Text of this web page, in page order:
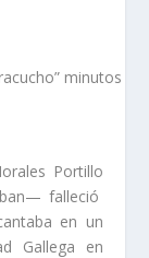
Portillo
falleció
en un
Gallega en